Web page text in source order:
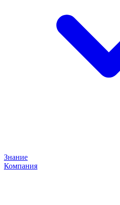
Знание
Компания